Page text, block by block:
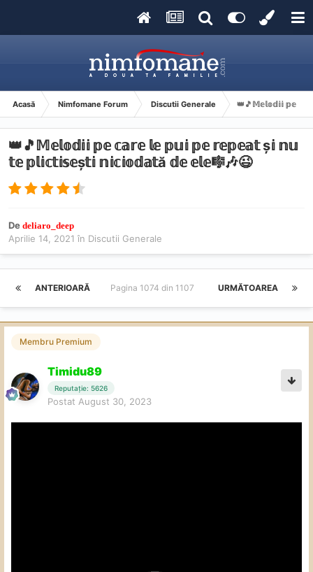
Acasă Nimfomane Forum Discutii Generale 👑🎵𝕄𝕖𝕝𝕠𝕕𝕚𝕚 𝕡𝕖
👑🎵𝕄𝕖𝕝𝕠𝕕𝕚𝕚 𝕡𝕖 𝕔𝕒𝕣𝕖 𝕝𝕖 𝕡𝕦𝕚 𝕡𝕖 𝕣𝕖𝕡𝕖𝕒𝕥 ș𝕚 𝕟𝕦
𝕥𝕖 𝕡𝕝𝕚𝕔𝕥𝕚𝕤𝕖ș𝕥𝕚 𝕟𝕚𝕔𝕚𝕠𝕕𝕒𝕥ă 𝕕𝕖 𝕖𝕝𝕖🎼🎶😉
De deliaro_deep
Aprilie 14, 2021 în Discutii Generale
ANTERIOARĂ URMĂTOAREA
Pagina 1074 din 1107
Membru Premium
Timidu89
Reputație: 5626
Postat August 30, 2023